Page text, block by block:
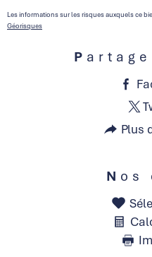
Les informations sur les risques auxquels ce
Géorisques
Plus